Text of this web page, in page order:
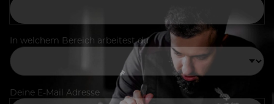
In welchem Bereich arbeitest du
Deine E-Mail Adresse